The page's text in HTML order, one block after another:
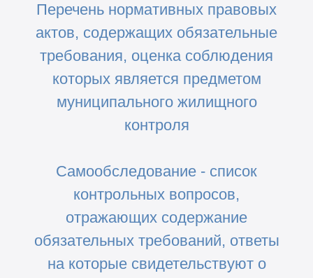
Перечень нормативных правовых
актов, содержащих обязательные
требования, оценка соблюдения
которых является предметом
муниципального жилищного
контроля
Самообследование - список
контрольных вопросов,
отражающих содержание
обязательных требований, ответы
на которые свидетельствуют о